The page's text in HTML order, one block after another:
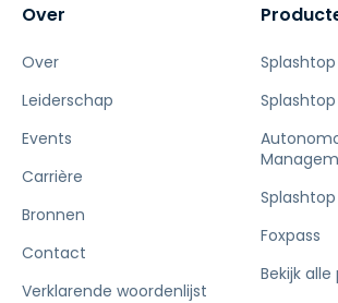
Over
Over
Leiderschap
Events
Carrière
Bronnen
Contact
Verklarende woordenlijst
Foxpass
Bekijk